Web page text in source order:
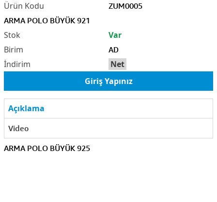
ZUM0005
ARMA POLO BÜYÜK 921
AD
Net
Var
Giriş Yapınız
Açıklama
Video
ARMA POLO BÜYÜK 925